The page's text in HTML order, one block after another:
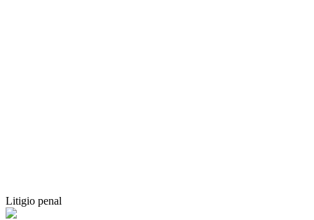
Litigio penal